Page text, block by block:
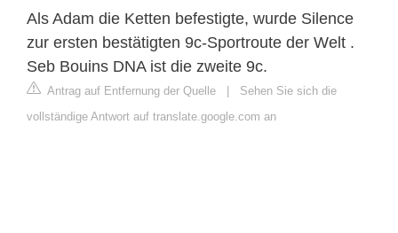
Als Adam die Ketten befestigte, wurde Silence
zur ersten bestätigten 9c-Sportroute der Welt .
Seb Bouins DNA ist die zweite 9c.
Antrag auf Entfernung der Quelle | Sehen Sie sich die
vollständige Antwort auf translate.google.com an